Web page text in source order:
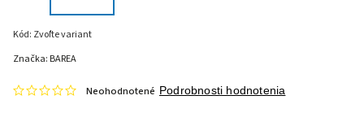
Kód: Zvoľte variant
Neohodnotené Podrobnosti hodnotenia
Značka: BAREA